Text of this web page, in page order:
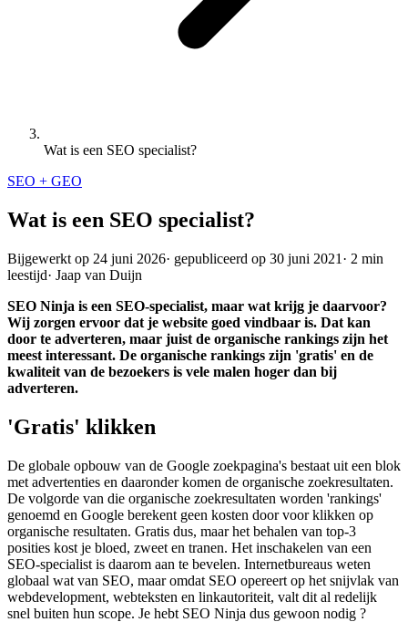
Wat is een SEO specialist?
SEO + GEO
Wat is een SEO specialist?
Bijgewerkt op 24 juni 2026· gepubliceerd op 30 juni 2021 · 2 min
leestijd· Jaap van Duijn
SEO Ninja is een SEO-specialist, maar wat krijg je daarvoor?
Wij zorgen ervoor dat je website goed vindbaar is. Dat kan
door te adverteren, maar juist de organische rankings zijn het
meest interessant. De organische rankings zijn 'gratis' en de
kwaliteit van de bezoekers is vele malen hoger dan bij
adverteren.
'Gratis' klikken
De globale opbouw van de Google zoekpagina's bestaat uit een blok
met advertenties en daaronder komen de organische zoekresultaten.
De volgorde van die organische zoekresultaten worden 'rankings'
genoemd en Google berekent geen kosten door voor klikken op
organische resultaten. Gratis dus, maar het behalen van top-3
posities kost je bloed, zweet en tranen. Het inschakelen van een
SEO-specialist is daarom aan te bevelen. Internetbureaus weten
globaal wat van SEO, maar omdat SEO opereert op het snijvlak van
webdevelopment, webteksten en linkautoriteit, valt dit al redelijk
snel buiten hun scope. Je hebt SEO Ninja dus gewoon nodig ?